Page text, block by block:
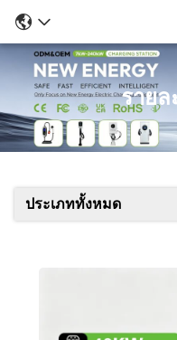
รายล
ประเภททั้งหมด